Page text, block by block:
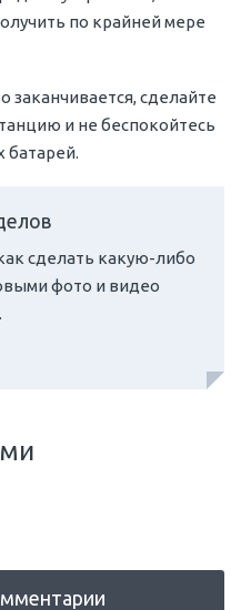
по крайней мере
заканчивается, сделайте
и не беспокойтесь
батарей.
сделать какую-либо
фото и видео